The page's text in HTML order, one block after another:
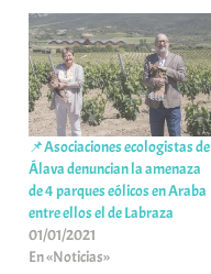
📌Asociaciones ecologistas de
Álava denuncian la amenaza
de 4 parques eólicos en Araba
entre ellos el de Labraza
01/01/2021
En «Noticias»